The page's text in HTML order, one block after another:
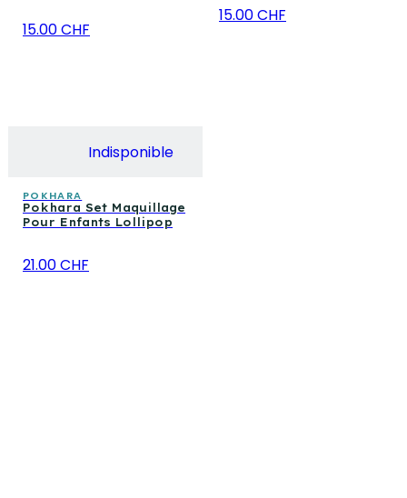
15.00 CHF
15.00 CHF
Indisponible
POKHARA
Pokhara Set Maquillage
Pour Enfants Lollipop
21.00 CHF